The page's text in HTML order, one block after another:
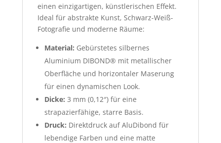
einen einzigartigen, künstlerischen Effekt.
Ideal für abstrakte Kunst, Schwarz-Weiß-
Fotografie und moderne Räume:
Material: Gebürstetes silbernes
Aluminium DIBOND® mit metallischer
Oberfläche und horizontaler Maserung
für einen dynamischen Look.
Dicke: 3 mm (0,12″) für eine
strapazierfähige, starre Basis.
Druck: Direktdruck auf AluDibond für
lebendige Farben und eine matte